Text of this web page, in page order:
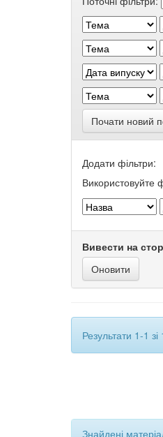
Почати новий
Додати фільтри:
Використовуйте
Вивести на
Результати 1-1
Знайдені